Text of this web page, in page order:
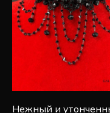
Нежный и